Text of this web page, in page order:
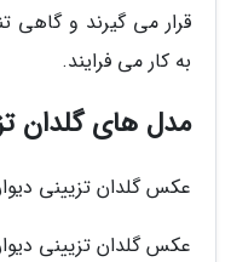
قرار می گیرند و گاهی
به کار می فرایند.
مدل های گلدان
عکس گلدان تزیینی
عکس گلدان تزیینی دیواری